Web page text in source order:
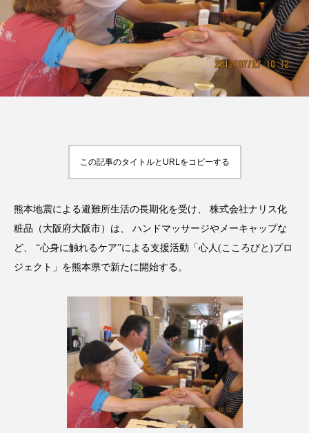
FEATURED 注目の企画
TAG LIST タグ一覧
Gemini Instagram
TikTok アスタキサンチン
アンチソリチュード
インタビュー インナービューティー 冷え
インナービューティーアワード2025受賞商品
ウェアラブルデバイス ウェルネス
この記事のタイトルとURLをコピーする
熊本地震による避難所生活の長期化を受け、 株式会社ナリス化
粧品（大阪府大阪市）は、 ハンドマッサージやメーキャップな
ど、 “心身に触れるケア”による支援活動「心人(こころびと)プロ
ジェクト」を熊本県で新たに開始する。